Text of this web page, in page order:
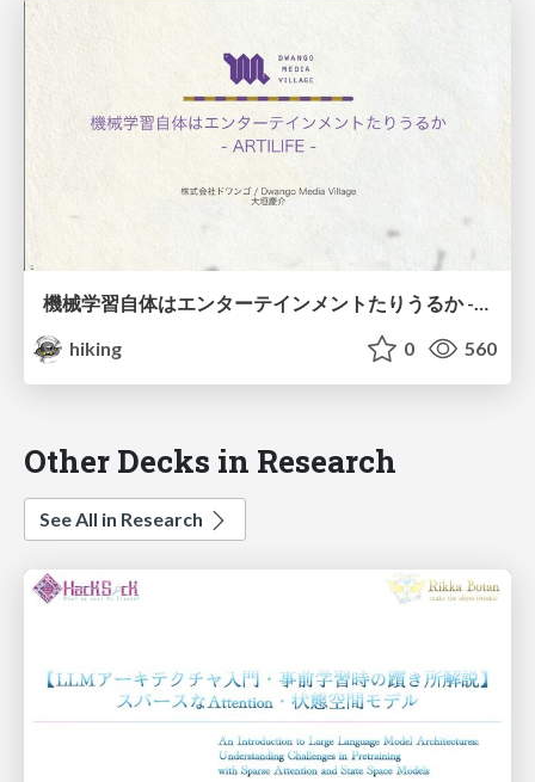
機械学習自体はエンターテインメントたりうるか -ARTILIFEの例から-
hiking
0 560
Other Decks in Research
See All in Research